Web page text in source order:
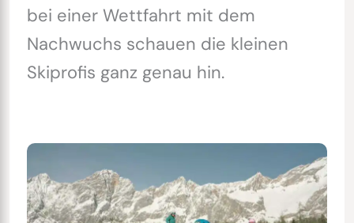
bei einer Wettfahrt mit dem
Nachwuchs schauen die kleinen
Skiprofis ganz genau hin.